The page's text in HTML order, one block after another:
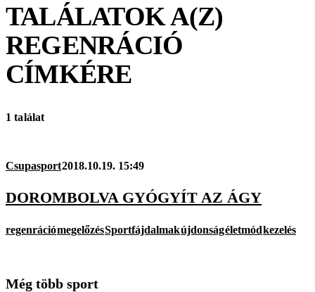
TALÁLATOK A(Z)
REGENRÁCIÓ
CÍMKÉRE
1 találat
Csupasport2018.10.19. 15:49
DOROMBOLVA GYÓGYÍT AZ ÁGY
regenrációmegelőzésSportfájdalmakújdonságéletmódkezelés
Még több sport